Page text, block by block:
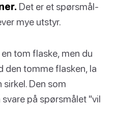
Det er et spørsmål-
mye utstyr.
tom flaske, men du
den tomme flasken, la
sirkel. Den som
på spørsmålet "vil